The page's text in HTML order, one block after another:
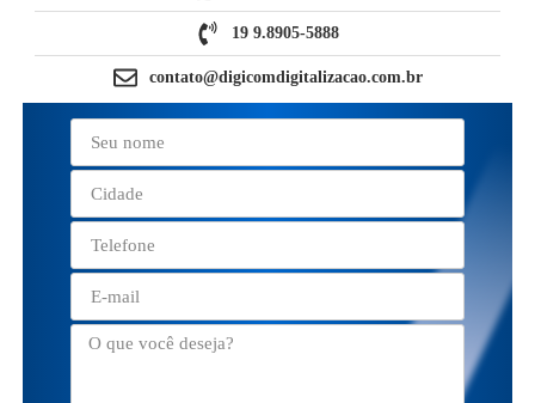
19 9.8905-5888
contato@digicomdigitalizacao.com.br